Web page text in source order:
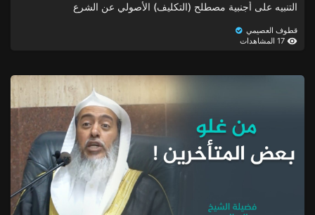
التنبيه على أجنبية مصطلح (التكليف) الأصولي عن الشرع
قطوف العصيمي